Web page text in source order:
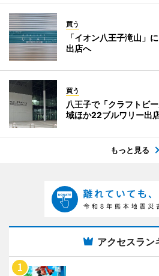
買う
「イオン八王子滝山」
出店へ
買う
八王子で「クラフトビ
域ほか22ブルワリー出
もっと見る
アクセスラン